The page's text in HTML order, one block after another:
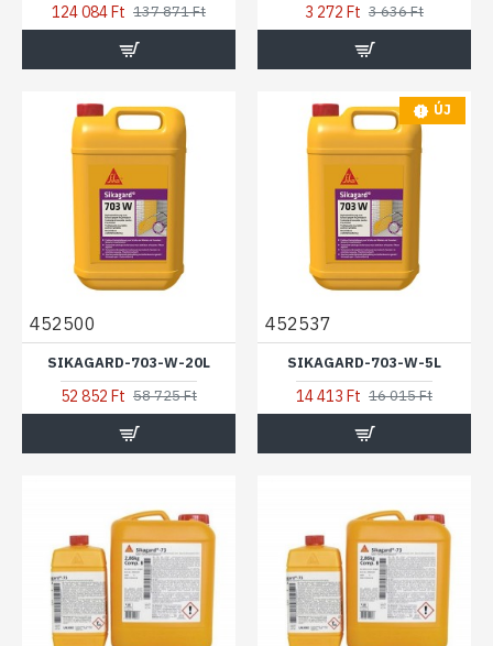
124 084 Ft 137 871 Ft 3 272 Ft 3 636 Ft
452500
SIKAGARD-703-W-20L
52 852 Ft 58 725 Ft
ÚJ
452537
SIKAGARD-703-W-5L
14 413 Ft 16 015 Ft